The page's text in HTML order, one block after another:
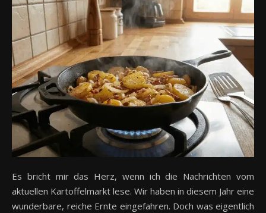
Es bricht mir das Herz, wenn ich die Nachrichten vom
aktuellen Kartoffelmarkt lese. Wir haben in diesem Jahr eine
wunderbare, reiche Ernte eingefahren. Doch was eigentlich